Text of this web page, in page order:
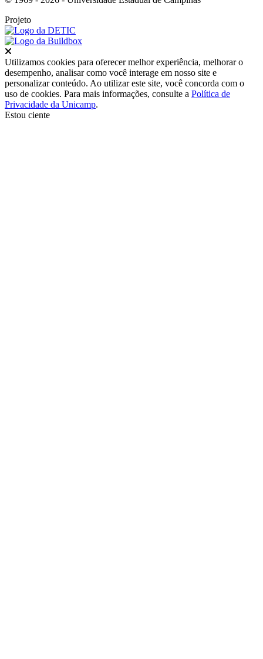
Projeto
Utilizamos cookies para oferecer melhor experiência, melhorar o
desempenho, analisar como você interage em nosso site e
personalizar conteúdo. Ao utilizar este site, você concorda com o
uso de cookies. Para mais informações, consulte a Política de
Privacidade da Unicamp.
Estou ciente